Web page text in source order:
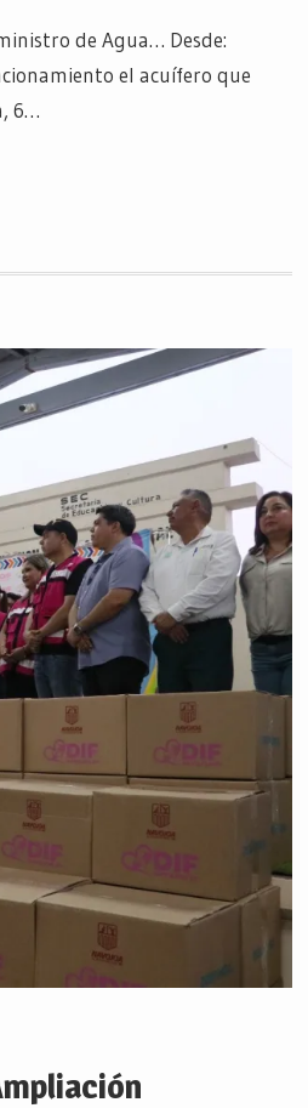
de Agua… Desde:
el acuífero que
6…